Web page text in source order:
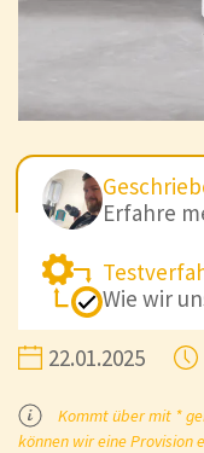
Erfahre
Wie wir
22.01.2025
Kommt über mit *
können wir eine Provision